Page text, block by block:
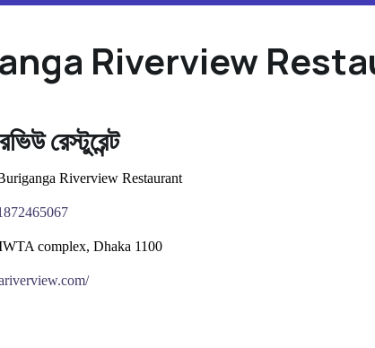
Riverview
রেস্টুরেন্ট
Riverview Restaurant
complex, Dhaka 1100